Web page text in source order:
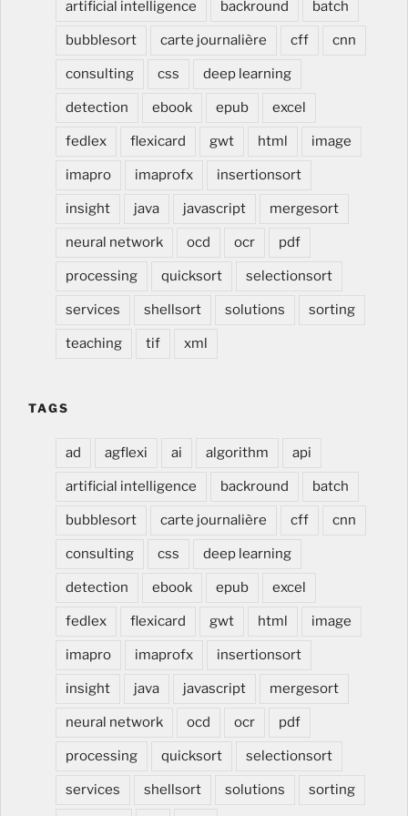
intérieur, cuisine, salle de bain, meuble dentaire et
medical, rénover cuisine, modifier cuisine, changer
dans la Broye en Suisse romande, Romandie, Fribourg,
artificial intelligence backround batch
bubblesort carte journalière cff cnn
consulting css deep learning
detection ebook epub excel
fedlex flexicard gwt html image
imapro imaprofx insertionsort
insight java javascript mergesort
neural network ocd ocr pdf
processing quicksort selectionsort
services shellsort solutions sorting
teaching tif xml
TAGS
ad agflexi ai algorithm api
artificial intelligence backround batch
bubblesort carte journalière cff cnn
consulting css deep learning
detection ebook epub excel
fedlex flexicard gwt html image
imapro imaprofx insertionsort
insight java javascript mergesort
neural network ocd ocr pdf
processing quicksort selectionsort
services shellsort solutions sorting